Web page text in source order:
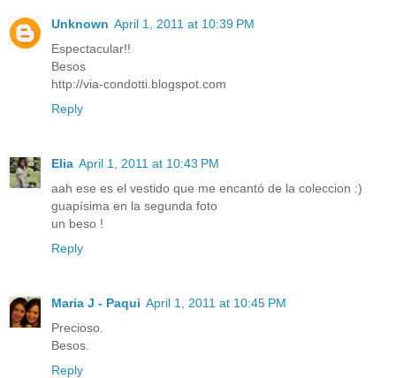
Unknown April 1, 2011 at 10:39 PM
Espectacular!!
Besos
http://via-condotti.blogspot.com
Reply
Elia April 1, 2011 at 10:43 PM
aah ese es el vestido que me encantó de la coleccion :)
guapísima en la segunda foto
un beso !
Reply
Maria J - Paqui April 1, 2011 at 10:45 PM
Precioso.
Besos.
Reply